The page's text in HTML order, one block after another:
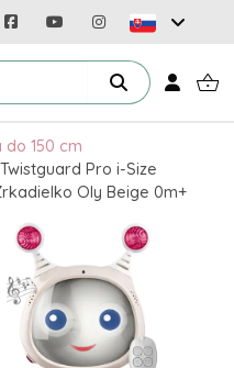
150 cm
Pro i-Size
Oly Beige 0m+